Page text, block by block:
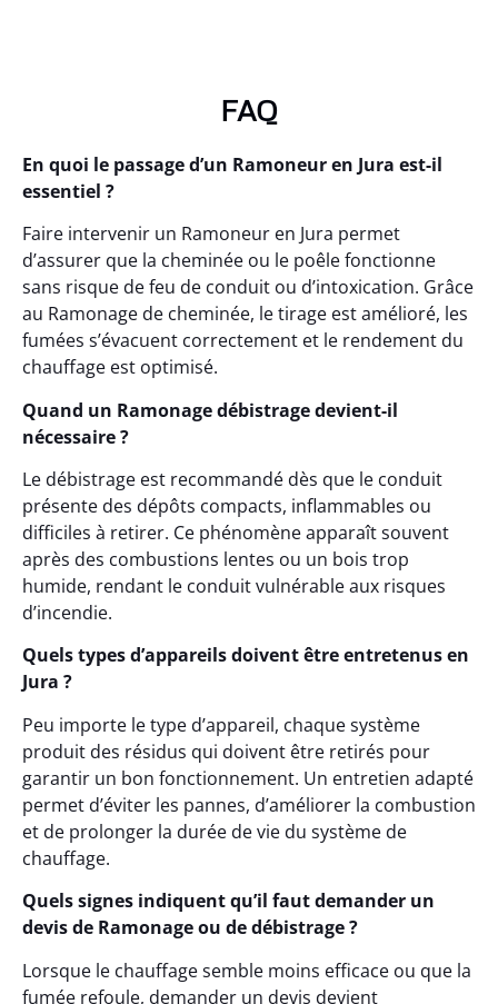
FAQ
En quoi le passage d’un Ramoneur en Jura est-il
essentiel ?
Faire intervenir un Ramoneur en Jura permet
d’assurer que la cheminée ou le poêle fonctionne
sans risque de feu de conduit ou d’intoxication. Grâce
au Ramonage de cheminée, le tirage est amélioré, les
fumées s’évacuent correctement et le rendement du
chauffage est optimisé.
Quand un Ramonage débistrage devient-il
nécessaire ?
Le débistrage est recommandé dès que le conduit
présente des dépôts compacts, inflammables ou
difficiles à retirer. Ce phénomène apparaît souvent
après des combustions lentes ou un bois trop
humide, rendant le conduit vulnérable aux risques
d’incendie.
Quels types d’appareils doivent être entretenus en
Jura ?
Peu importe le type d’appareil, chaque système
produit des résidus qui doivent être retirés pour
garantir un bon fonctionnement. Un entretien adapté
permet d’éviter les pannes, d’améliorer la combustion
et de prolonger la durée de vie du système de
chauffage.
Quels signes indiquent qu’il faut demander un
devis de Ramonage ou de débistrage ?
Lorsque le chauffage semble moins efficace ou que la
fumée refoule, demander un devis devient